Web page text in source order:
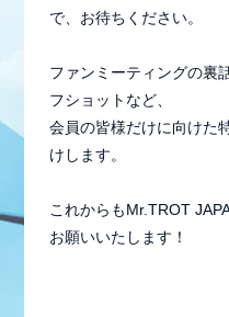
で、お待ちください。
ファンミーティングの裏
フショットなど、
会員の皆様だけに向けた
けします。
これからもMr.TROT
お願いいたします！